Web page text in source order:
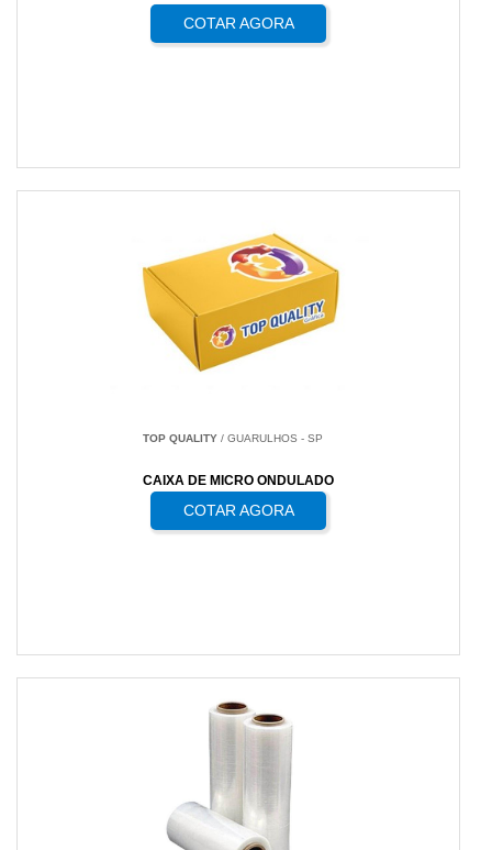
COTAR AGORA
TOP QUALITY/ GUARULHOS - SP
CAIXA DE MICRO ONDULADO
COTAR AGORA